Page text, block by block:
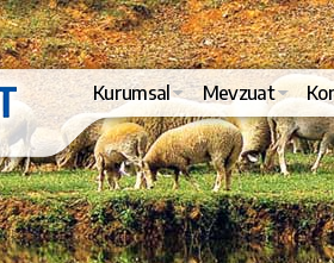
Kurumsal Mevzuat